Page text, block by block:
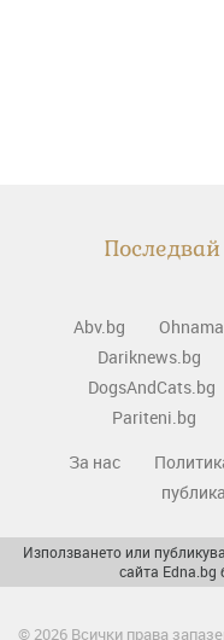
Abv.bg
Dariknews.bg
DogsAndCats.bg
Pariteni.bg
За нас
Използването или
сайта Edna.bg
© 2026 Всички права